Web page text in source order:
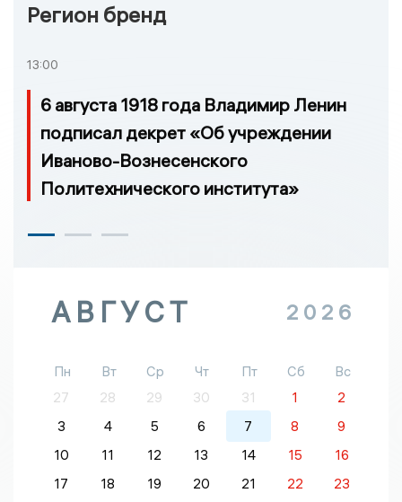
Регион бренд
13:00
6 августа 1918 года Владимир Ленин
подписал декрет «Об учреждении
Иваново-Вознесенского
Политехнического института»
АВГУСТ 2026
Пн Вт Ср Чт Пт Сб
Вс
27
28 29 30 31 1
2
3
4 5 6 7 8
9
10
11 12 13 14 15
16
17
18 19 20 21 22
23